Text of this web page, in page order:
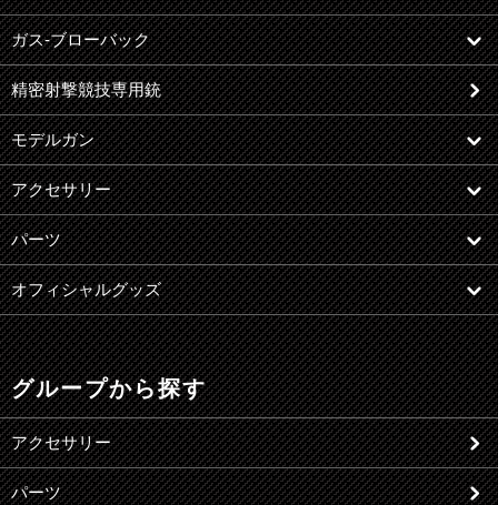
ガス-ブローバック
精密射撃競技専用銃
モデルガン
アクセサリー
パーツ
オフィシャルグッズ
グループから探す
アクセサリー
パーツ